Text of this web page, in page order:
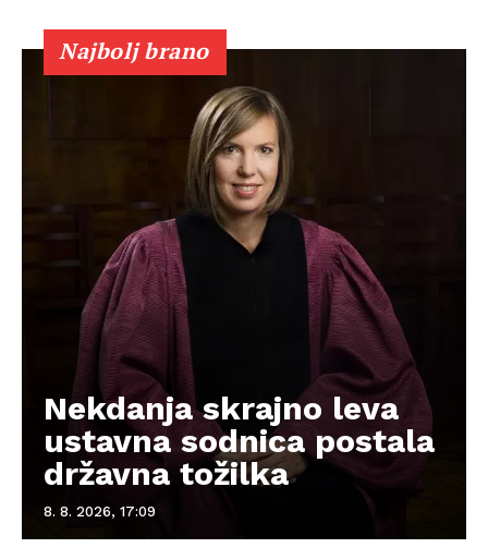
Najbolj brano
Nekdanja skrajno leva
ustavna sodnica postala
državna tožilka
8. 8. 2026, 17:09